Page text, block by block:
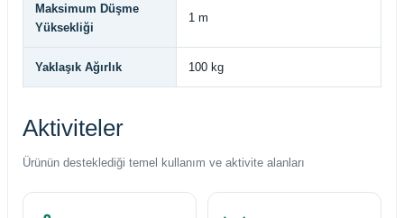
Maksimum Düşme
Yüksekliği
1 m
Yaklaşık Ağırlık 100 kg
Aktiviteler
Ürünün desteklediği temel kullanım ve aktivite alanları